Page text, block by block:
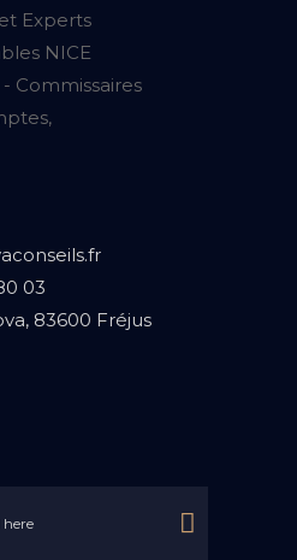
03
83600 Fréjus
